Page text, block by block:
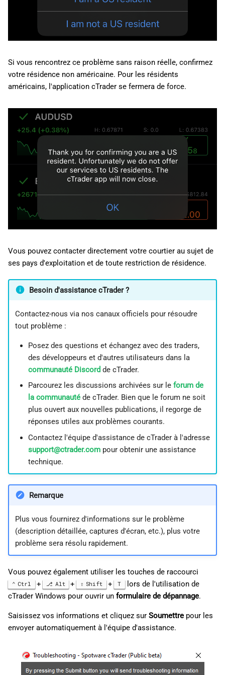
Si vous rencontrez ce problème sans raison réelle, confirmez
votre résidence non américaine. Pour les résidents
américains, l'application cTrader se fermera de force.
Vous pouvez contacter directement votre courtier au sujet de
ses pays d'exploitation et de toute restriction de résidence.
Besoin d'assistance cTrader ?
Contactez-nous via nos canaux officiels pour résoudre
tout problème :
Posez des questions et échangez avec des traders,
des développeurs et d'autres utilisateurs dans la
communauté Discord de cTrader.
Parcourez les discussions archivées sur leforum de
la communauté de cTrader. Bien que le forum ne soit
plus ouvert aux nouvelles publications, il regorge de
réponses utiles aux problèmes courants.
Contactez l'équipe d'assistance de cTrader à l'adresse
support@ctrader.com pour obtenir une assistance
technique.
Remarque
Plus vous fournirez d'informations sur le problème
(description détaillée, captures d'écran, etc.), plus votre
problème sera résolu rapidement.
Vous pouvez également utiliser les touches de raccourci
Ctrl + Alt + Shift + T
lors de l'utilisation de
cTrader Windows pour ouvrir un formulaire de dépannage.
Saisissez vos informations et cliquez sur Soumettre pour les
envoyer automatiquement à l'équipe d'assistance.